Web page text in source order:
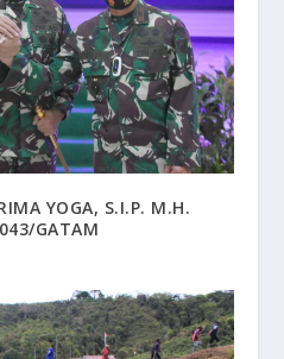
YOGA, S.I.P. M.H.
GATAM